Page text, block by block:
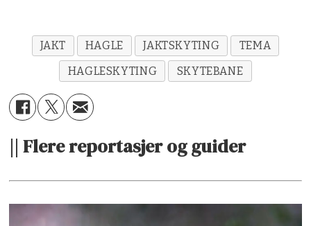
JAKT HAGLE JAKTSKYTING
TEMA
HAGLESKYTING
SKYTEBANE
|| Flere reportasjer og guider